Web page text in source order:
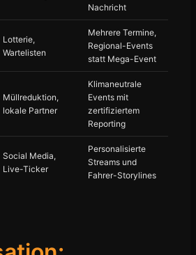
Nachricht
Lotterie,
Wartelisten
Mehrere Termine,
Regional-Events
statt Mega-Event
Müllreduktion,
lokale Partner
Klimaneutrale
Events mit
zertifiziertem
Reporting
Social Media,
Live-Ticker
Personalisierte
Streams und
Fahrer-Storylines